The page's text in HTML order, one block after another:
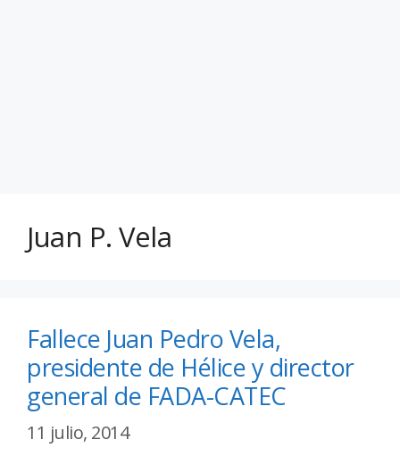
Juan P. Vela
Fallece Juan Pedro Vela,
presidente de Hélice y director
general de FADA-CATEC
11 julio, 2014